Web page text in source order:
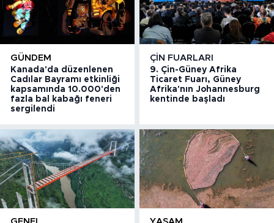
GÜNDEM
Kanada'da düzenlenen
Cadılar Bayramı etkinliği
kapsamında 10.000'den
fazla bal kabağı feneri
sergilendi
ÇIN FUARLARI
9. Çin-Güney Afrika
Ticaret Fuarı, Güney
Afrika'nın Johannesburg
kentinde başladı